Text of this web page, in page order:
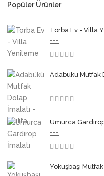
Popüler Ürünler
Torba Ev - Villa
---
Adabükü Mutfak
---
Umurca
---
Yokuşbaşı